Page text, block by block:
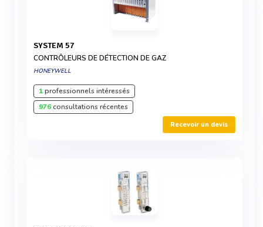
SYSTEM 57
CONTRÔLEURS DE DÉTECTION DE GAZ
HONEYWELL
1professionnels intéressés
976consultations récentes
Recevoir un devis